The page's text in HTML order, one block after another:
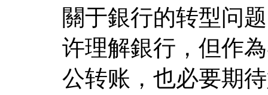
關于銀行的转型问
许理解銀行，但作
公转账，也必要期